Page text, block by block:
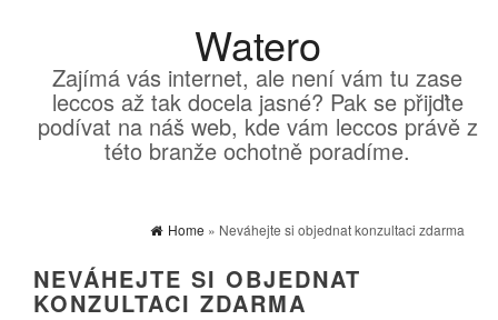
Watero
Zajímá vás internet, ale není vám tu zase
leccos až tak docela jasné? Pak se přijďte
podívat na náš web, kde vám leccos právě z
této branže ochotně poradíme.
Home » Neváhejte si objednat konzultaci zdarma
NEVÁHEJTE SI OBJEDNAT
KONZULTACI ZDARMA